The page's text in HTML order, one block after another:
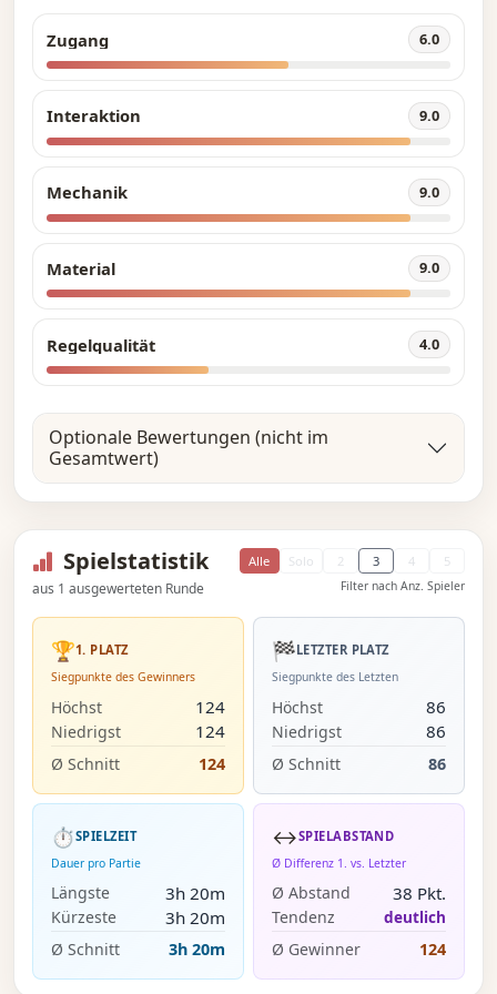
Zugang 6.0
Interaktion 9.0
Mechanik 9.0
Material 9.0
Regelqualität 4.0
Optionale Bewertungen (nicht im
Gesamtwert)
Spielstatistik
aus 1 ausgewerteten Runde
Alle Solo 2 3 4 5
Filter nach Anz. Spieler
🏆1. PLATZ
Siegpunkte des Gewinners
Höchst 124
Niedrigst 124
Ø Schnitt 124
🏁LETZTER PLATZ
Siegpunkte des Letzten
Höchst 86
Niedrigst 86
Ø Schnitt 86
⏱SPIELZEIT
Dauer pro Partie
Längste 3h 20m
Kürzeste 3h 20m
Ø Schnitt 3h 20m
↔️SPIELABSTAND
Ø Differenz 1. vs. Letzter
Ø Abstand 38 Pkt.
Tendenz
deutlich
Ø Gewinner
124